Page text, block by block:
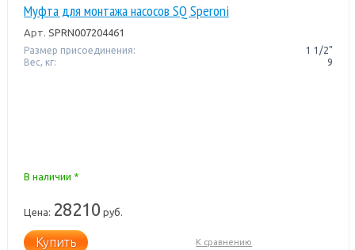
Муфта для монтажа насосов SQ Speroni
Арт. SPRN007204461
Размер присоединения:
1 1/2"
Вес, кг:
9
В наличии *
Цена: 28210 руб.
Купить К сравнению